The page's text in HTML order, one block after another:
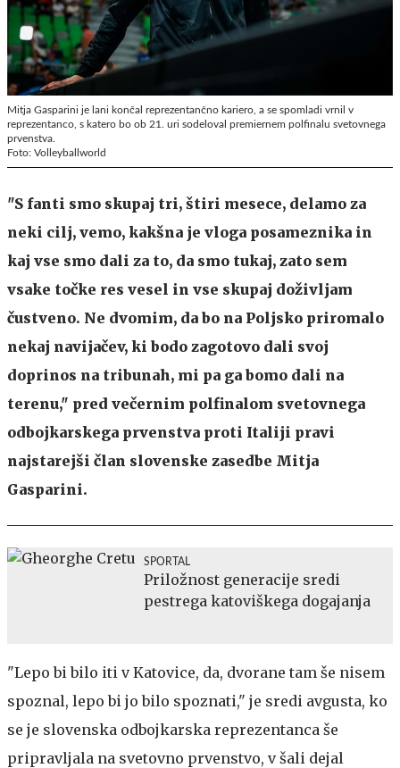
Mitja Gasparini je lani končal reprezentančno kariero, a se spomladi vrnil v
reprezentanco, s katero bo ob 21. uri sodeloval premiernem polfinalu svetovnega
prvenstva.
Foto: Volleyballworld
"S fanti smo skupaj tri, štiri mesece, delamo za
neki cilj, vemo, kakšna je vloga posameznika in
kaj vse smo dali za to, da smo tukaj, zato sem
vsake točke res vesel in vse skupaj doživljam
čustveno. Ne dvomim, da bo na Poljsko priromalo
nekaj navijačev, ki bodo zagotovo dali svoj
doprinos na tribunah, mi pa ga bomo dali na
terenu," pred večernim polfinalom svetovnega
odbojkarskega prvenstva proti Italiji pravi
najstarejši član slovenske zasedbe Mitja
Gasparini.
SPORTAL
Priložnost generacije sredi
pestrega katoviškega dogajanja
"Lepo bi bilo iti v Katovice, da, dvorane tam še nisem
spoznal, lepo bi jo bilo spoznati," je sredi avgusta, ko
se je slovenska odbojkarska reprezentanca še
pripravljala na svetovno prvenstvo, v šali dejal